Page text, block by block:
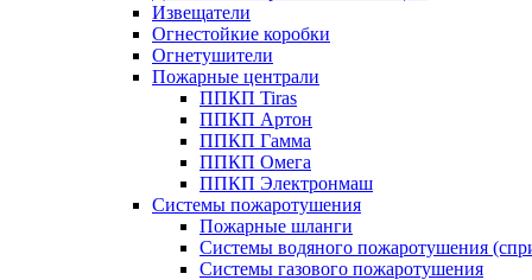
Извещатели
Огнестойкие коробки
Огнетушители
Пожарные централи
ППКП Tiras
ППКП Артон
ППКП Гамма
ППКП Омега
ППКП Электронмаш
Системы пожаротушения
Пожарные шланги
Системы водяного пожаротушения
Системы газового пожаротушения